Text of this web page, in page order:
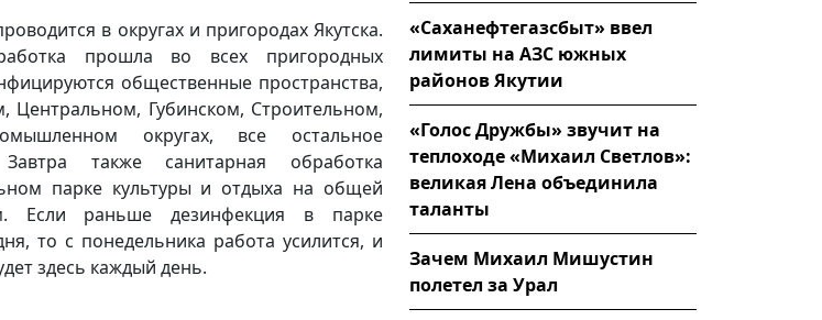
в округах и пригородах Якутска.
прошла во всех пригородных
общественные пространства,
Центральном, Губинском, Строительном,
округах, все остальное
также санитарная обработка
парке культуры и отдыха на общей
Если раньше дезинфекция в парке
то с понедельника работа усилится, и
здесь каждый день.
«Саханефтегазсбыт» ввел
лимиты на АЗС южных
районов Якутии
«Голос Дружбы» звучит на
теплоходе «Михаил Светлов»:
великая Лена объединила
таланты
Зачем Михаил Мишустин
полетел за Урал